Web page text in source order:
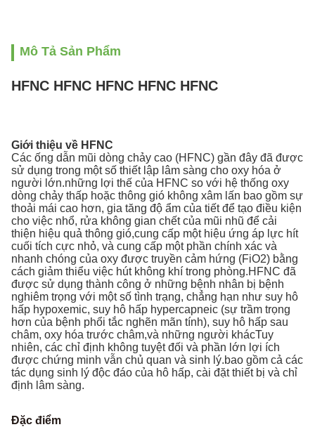
Mô Tả Sản Phẩm
HFNC HFNC HFNC HFNC HFNC
Giới thiệu về HFNC
Các ống dẫn mũi dòng chảy cao (HFNC) gần đây đã được
sử dụng trong một số thiết lập lâm sàng cho oxy hóa ở
người lớn.những lợi thế của HFNC so với hệ thống oxy
dòng chảy thấp hoặc thông gió không xâm lấn bao gồm sự
thoải mái cao hơn, gia tăng độ ẩm của tiết để tạo điều kiện
cho việc nhổ, rửa không gian chết của mũi nhũ để cải
thiện hiệu quả thông gió,cung cấp một hiệu ứng áp lực hít
cuối tích cực nhỏ, và cung cấp một phần chính xác và
nhanh chóng của oxy được truyền cảm hứng (FiO2) bằng
cách giảm thiểu việc hút không khí trong phòng.HFNC đã
được sử dụng thành công ở những bệnh nhân bị bệnh
nghiêm trọng với một số tình trạng, chẳng hạn như suy hô
hấp hypoxemic, suy hô hấp hypercapneic (sự trầm trọng
hơn của bệnh phổi tắc nghẽn mãn tính), suy hô hấp sau
châm, oxy hóa trước châm,và những người khácTuy
nhiên, các chỉ định không tuyệt đối và phần lớn lợi ích
được chứng minh vẫn chủ quan và sinh lý.bao gồm cả các
tác dụng sinh lý độc đáo của hô hấp, cài đặt thiết bị và chỉ
định lâm sàng.
Đặc điểm